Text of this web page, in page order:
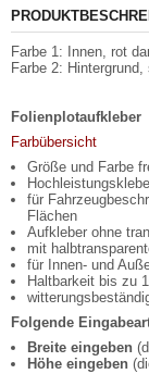
Farbe 1: Innen, rot
Farbe 2:
Folienplotaufkleber
Farbübersicht
Größe und Farbe
für
Flächen
Aufkleber ohne
mit
für Innen- und
Haltbarkeit bis zu
Folgende
Breite eingeben
Höhe eingeben